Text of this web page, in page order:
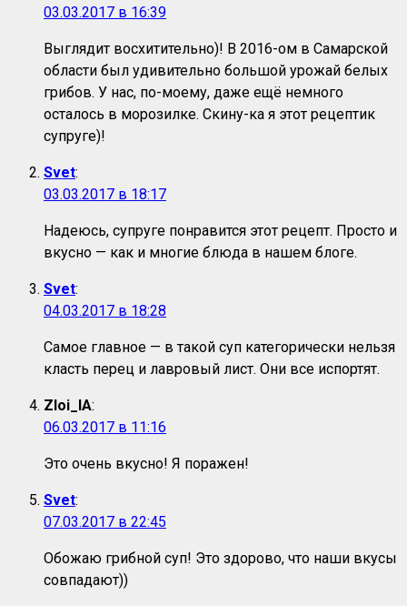
03.03.2017 в 16:39
Выглядит восхитительно)! В 2016-ом в Самарской
области был удивительно большой урожай белых
грибов. У нас, по-моему, даже ещё немного
осталось в морозилке. Скину-ка я этот рецептик
супруге)!
Svet:
03.03.2017 в 18:17
Надеюсь, супруге понравится этот рецепт. Просто и
вкусно — как и многие блюда в нашем блоге.
Svet:
04.03.2017 в 18:28
Самое главное — в такой суп категорически нельзя
класть перец и лавровый лист. Они все испортят.
Zloi_IA:
06.03.2017 в 11:16
Это очень вкусно! Я поражен!
Svet:
07.03.2017 в 22:45
Обожаю грибной суп! Это здорово, что наши вкусы
совпадают))